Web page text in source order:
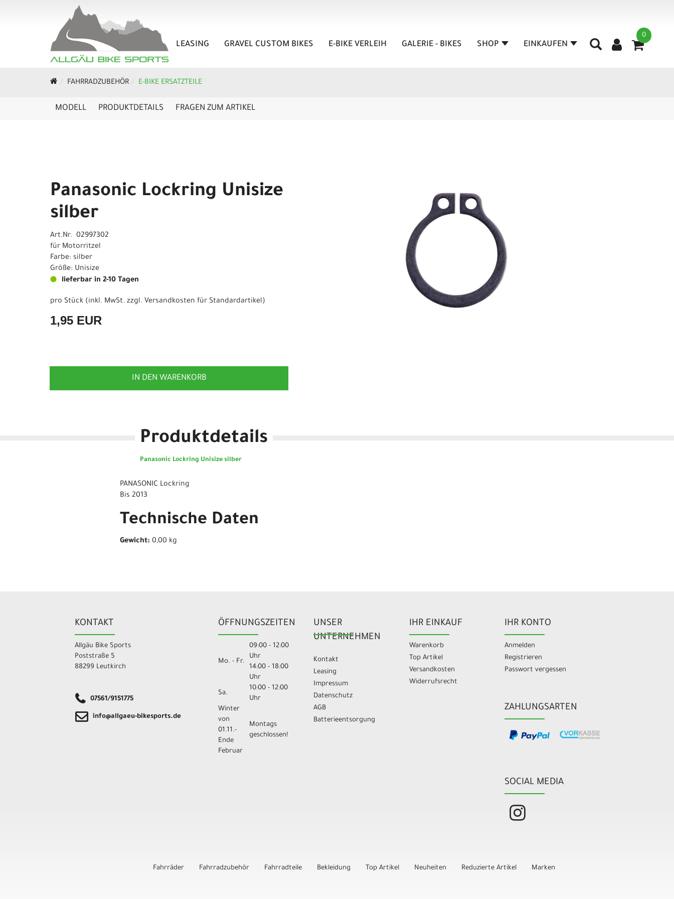
0
LEASING GRAVEL CUSTOM BIKES E-BIKE VERLEIH GALERIE - BIKES SHOP EINKAUFEN
FAHRRADZUBEHÖR E-BIKE ERSATZTEILE
MODELL PRODUKTDETAILS FRAGEN ZUM ARTIKEL
Panasonic Lockring Unisize
silber
Art.Nr. 02997302
für Motorritzel
Farbe: silber
Größe: Unisize
lieferbar in 2-10 Tagen
pro Stück (inkl. MwSt. zzgl. Versandkosten für Standardartikel)
1,95 EUR
IN DEN WARENKORB
Produktdetails
Panasonic Lockring Unisize silber
PANASONIC Lockring
Bis 2013
Technische Daten
Gewicht: 0,00 kg
KONTAKT
Allgäu Bike Sports
Poststraße 5
88299 Leutkirch
07561/9151775
info@allgaeu-bikesports.de
ÖFFNUNGSZEITEN
Mo. - Fr.
09:00 - 12:00
Uhr
14:00 - 18:00
Uhr
Sa.
10:00 - 12:00
Uhr
Winter
von
01.11.-
Ende
Februar
Montags
geschlossen!
UNSER
UNTERNEHMEN
Kontakt
Leasing
Impressum
Datenschutz
AGB
Batterieentsorgung
IHR EINKAUF
Warenkorb
Top Artikel
Versandkosten
Widerrufsrecht
IHR KONTO
Anmelden
Registrieren
Passwort vergessen
ZAHLUNGSARTEN
SOCIAL MEDIA
Fahrräder Fahrradzubehör Fahrradteile Bekleidung Top Artikel Neuheiten Reduzierte Artikel Marken